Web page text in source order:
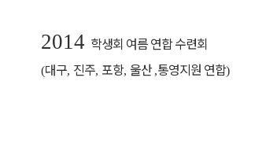
2014 학생회 여름 연합 수련회
(대구, 진주, 포항, 울산,통영지원 연합)